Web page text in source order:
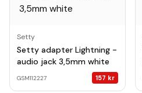
Setty
Setty adapter Lightning -
audio jack 3,5mm white
GSM112227 157 kr